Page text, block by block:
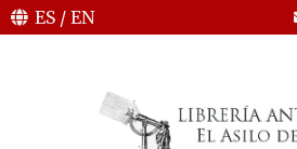
ES / EN